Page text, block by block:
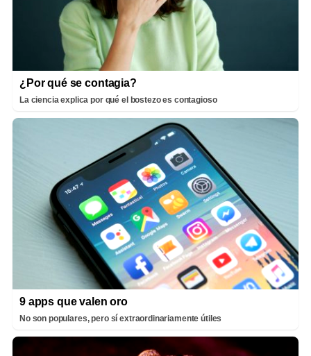
¿Por qué se contagia?
La ciencia explica por qué el bostezo es contagioso
9 apps que valen oro
No son populares, pero sí extraordinariamente útiles